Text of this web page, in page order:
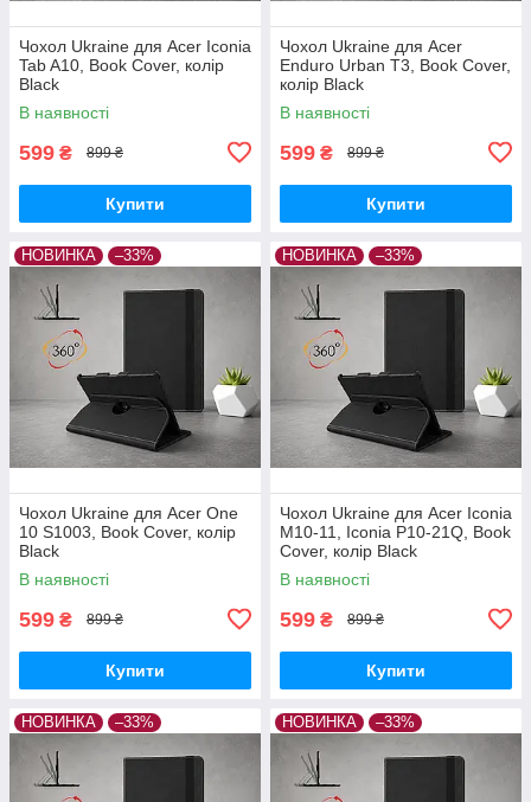
Чохол Ukraine для Acer Iconia
Tab A10, Book Cover, колір
Black
В наявності
599 ₴ 899 ₴
Купити
Чохол Ukraine для Acer
Enduro Urban T3, Book Cover,
колір Black
В наявності
599 ₴ 899 ₴
Купити
НОВИНКА –33%
Чохол Ukraine для Acer One
10 S1003, Book Cover, колір
Black
В наявності
599 ₴ 899 ₴
Купити
НОВИНКА –33%
Чохол Ukraine для Acer Iconia
M10-11, Iconia P10-21Q, Book
Cover, колір Black
В наявності
599 ₴ 899 ₴
Купити
НОВИНКА –33% НОВИНКА –33%